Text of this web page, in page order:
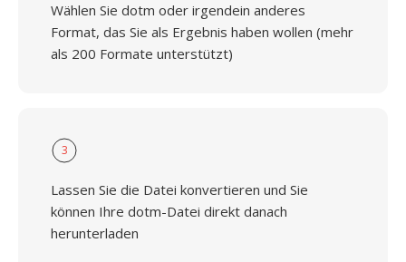
Wählen Sie dotm oder irgendein anderes
Format, das Sie als Ergebnis haben wollen (mehr
als 200 Formate unterstützt)
3
Lassen Sie die Datei konvertieren und Sie
können Ihre dotm-Datei direkt danach
herunterladen